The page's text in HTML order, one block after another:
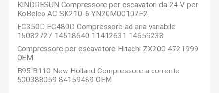
KINDRESUN Compressore per escavatori da 24 V per
KoBelco AC SK210-6 YN20M00107F2
EC350D EC480D Compressore ad aria variabile
15082727 14518640 11412631 14659238
Compressore per escavatore Hitachi ZX200 4721999
OEM
B95 B110 New Holland Compressore a corrente
500388059 84159489 OEM